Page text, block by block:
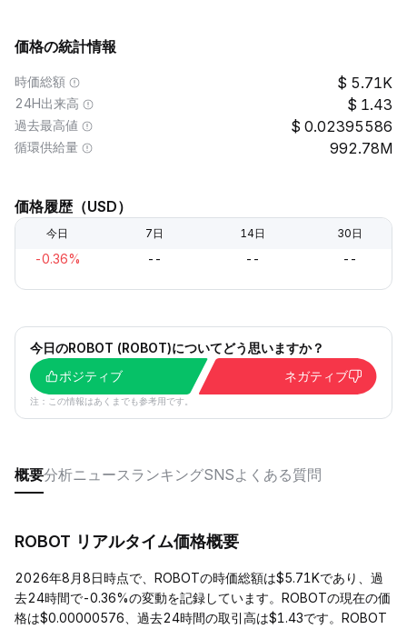
価格の統計情報
時価総額 5.71K
24H出来高 1.43
過去最高値 0.02395586
循環供給量 992.78M
価格履歴（USD）
今日 7日 14日 30日
-0.36% -- -- --
今日のROBOT (ROBOT)についてどう思いますか？
ポジティブ
ネガティブ
注：この情報はあくまでも参考用です。
概要分析ニュース ランキングSNSよくある質問
ROBOT リアルタイム価格概要
2026年8月8日時点で、ROBOTの時価総額は$5.71Kであり、過
去24時間で-0.36%の変動を記録しています。ROBOTの現在の価
格は$0.00000576、過去24時間の取引高は$1.43です。ROBOT